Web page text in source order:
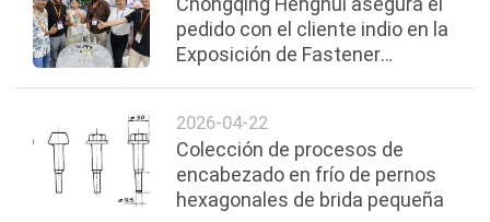
pedido con el cliente indio en la
Exposición de Fastener
2026-04-22
Colección de procesos de
encabezado en frío de pernos
hexagonales de brida pequeña